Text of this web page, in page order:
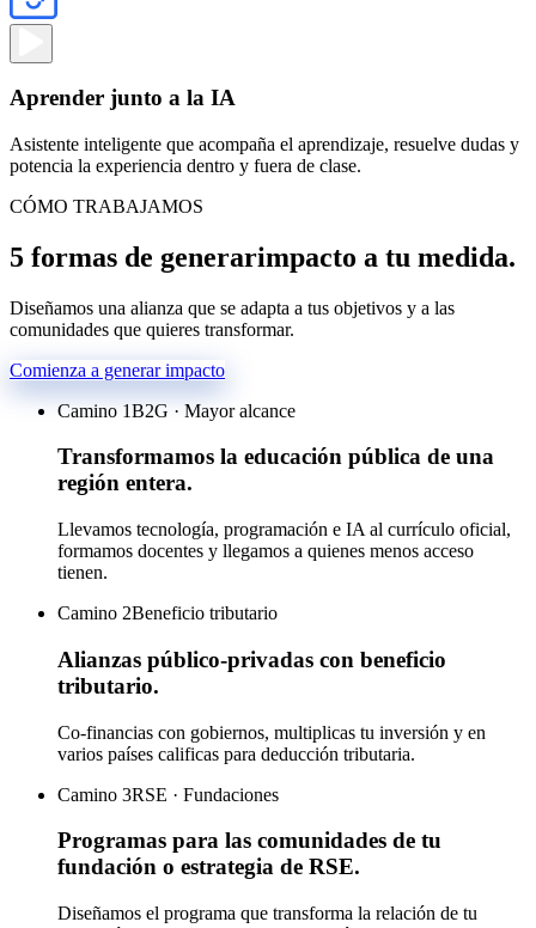
Aprender junto a la IA
Asistente inteligente que acompaña el aprendizaje, resuelve dudas y
potencia la experiencia dentro y fuera de clase.
CÓMO TRABAJAMOS
5 formas de generarimpacto a tu medida.
Diseñamos una alianza que se adapta a tus objetivos y a las
comunidades que quieres transformar.
Comienza a generar impacto
Camino 1B2G · Mayor alcance
Transformamos la educación pública de una
región entera.
Llevamos tecnología, programación e IA al currículo oficial,
formamos docentes y llegamos a quienes menos acceso
tienen.
Camino 2Beneficio tributario
Alianzas público-privadas con beneficio
tributario.
Co-financias con gobiernos, multiplicas tu inversión y en
varios países calificas para deducción tributaria.
Camino 3RSE · Fundaciones
Programas para las comunidades de tu
fundación o estrategia de RSE.
Diseñamos el programa que transforma la relación de tu